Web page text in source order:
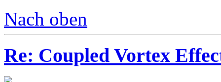
Nach oben
Re: Coupled Vortex